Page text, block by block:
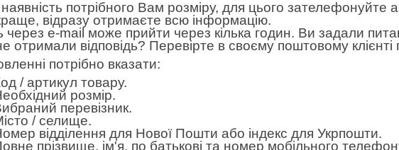
наявність потрібного Вам розміру, для цього зателефонуйте
відразу отримаєте всю інформацію.
через e-mail може прийти через кілька годин. Ви задали
отримали відповідь? Перевірте в своєму поштовому
потрібно вказати:
/ артикул товару.
розмір.
перевізник.
/ селище.
відділення для Нової Пошти або індекс для Укрпошти.
прізвище, ім'я, по батькові та номер мобільного